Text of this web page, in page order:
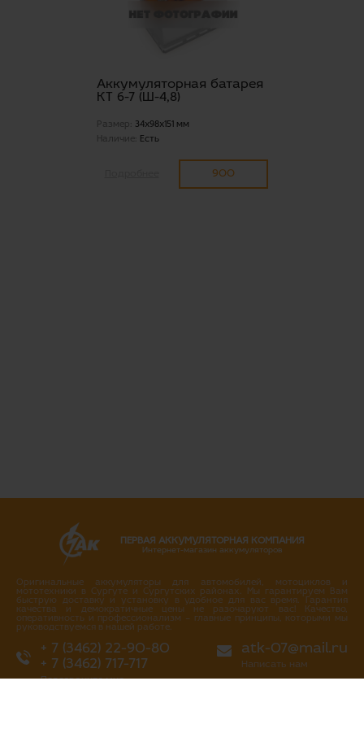
Аккумуляторная батарея
КТ 6-7 (Ш-4,8)
Размер:
34x98x151 мм
Наличие:
Есть
900
ПЕРВАЯ АККУМУЛЯТОРНАЯ КОМПАНИЯ
Интернет-магазин аккумуляторов
Оригинальные аккумуляторы для автомобилей, мотоциклов и
мототехники в Сургуте и Сургутских районах. Мы гарантируем Вам
быструю доставку и установку в удобное для вас время. Гарантия
качества и демократичные цены не разочаруют вас! Качество,
оперативность и профессионализм – главные принципы, которыми мы
руководствуемся в нашей работе.
+ 7 (3462) 22-90-80
+ 7 (3462) 717-717
Перезвоните мне
atk-07@mail.ru
Написать нам